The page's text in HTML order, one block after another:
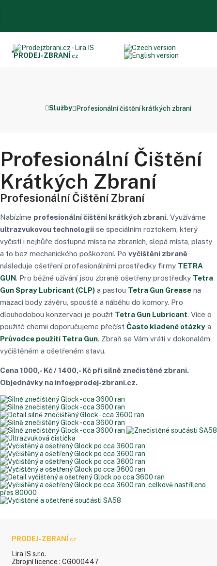
PRODEJ-ZBRANÍ .cz
Služby Profesionální čištění krátkých zbraní
Profesionální Čištění
Krátkých Zbraní
Profesionální Čištění Zbraní
Nabízíme profesionální čištění krátkých zbraní. Využíváme
ultrazvukovou technologii se speciálním roztokem, který
vyčistí i nejhůře dostupná místa na zbraních, slepá místa, plasty
a to bez mechanického poškození. Po vyčištění zbraně
následuje ošetření profesionálními prostředky firmy TETRA
GUN. Pro běžné užívání jsou zbraně ošetřeny prostředky Tetra
Gun Spray Lubricant (CLP) a pastou Tetra Gun Grease na
mazací body závěru, spouště a náběhu do komory. Pro
dlouhodobou konzervaci je použit Tetra Gun Lubricant. Více o
použité chemii doporučujeme přečíst Často kladené otázky a
Průvodce použití Tetra Gun. Zbraň se Vám vrátí v dokonalém
vyčištěném a ošetřeném stavu.
Cena 1000,- Kč / 1400,- Kč při silně znečistěné zbrani.
Objednávky na info@prodej-zbrani.cz.
PRODEJ-ZBRANÍ .cz
Lira IS s.r.o.
Zbrojní licence : CG000447